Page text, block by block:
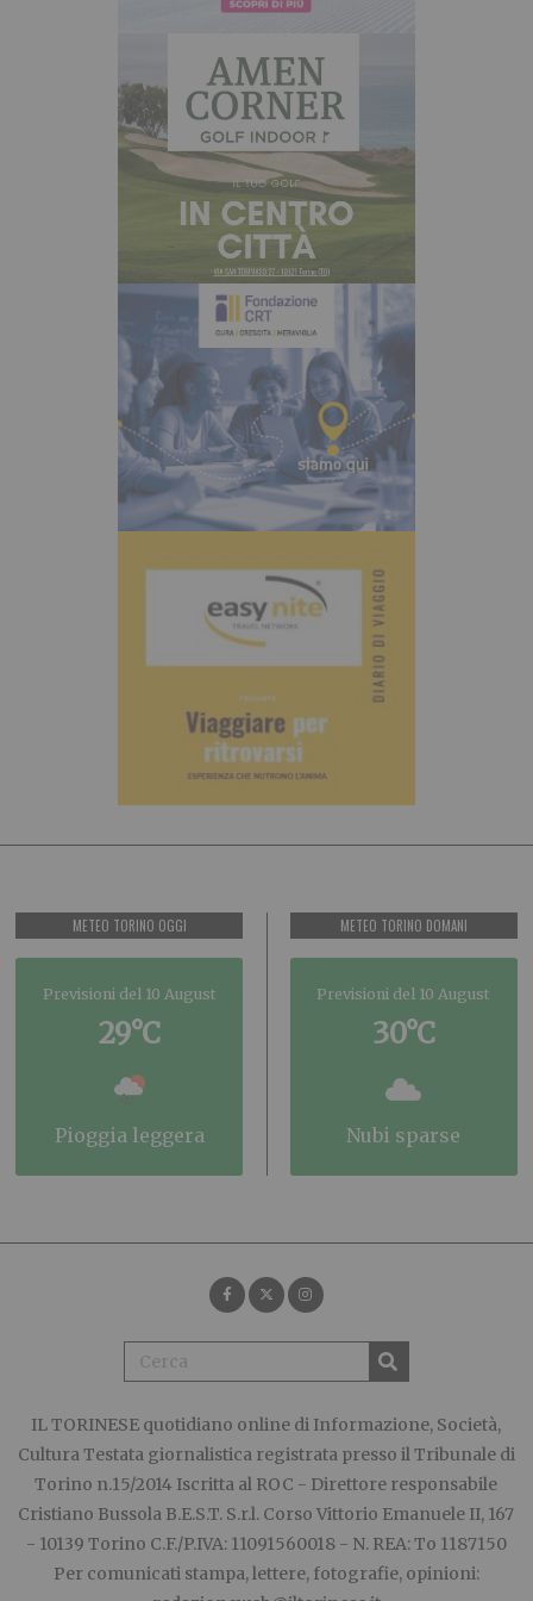
METEO TORINO OGGI
Previsioni del 10 August
29°C
pioggia leggera
METEO TORINO DOMANI
Previsioni del 10 August
30°C
nubi sparse
IL TORINESE quotidiano online di Informazione, Società,
Cultura Testata giornalistica registrata presso il Tribunale di
Torino n.15/2014 Iscritta al ROC - Direttore responsabile
Cristiano Bussola B.E.S.T. S.r.l. Corso Vittorio Emanuele II, 167
- 10139 Torino C.F./P.IVA: 11091560018 - N. REA: To 1187150
Per comunicati stampa, lettere, fotografie, opinioni: